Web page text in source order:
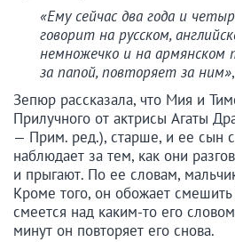
«Ему сейчас два года и
говорит на русском,
немножечко и на
за папой, повторяет за ним»
Зепюр рассказала, что Мия и
Прилучного от актрисы Агаты
— Прим. ред.), старше, и ее сын
наблюдает за тем, как они
и прыгают. По ее словам,
Кроме того, он обожает
смеется над каким-то его
минут он повторяет его снова.